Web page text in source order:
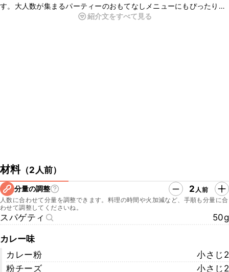
す。大人数が集まるパーティーのおもてなしメニューにもぴったりで
すよ。揚げるだけで簡単にお作り頂けますので、この機会に是非作っ
紹介文をすべて見る
材料（2人前）
分量の調整 2 人前
人数に合わせて分量を調整できます。料理の時間や火加減など、手順も分量に合
わせて調整してくださいね。
スパゲティ 50g
カレー味
カレー粉
小さじ2
粉チーズ
小さじ2